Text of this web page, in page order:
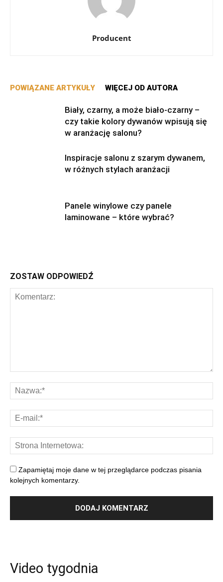
Producent
POWIĄZANE ARTYKUŁY WIĘCEJ OD AUTORA
Biały, czarny, a może biało-czarny –
czy takie kolory dywanów wpisują się
w aranżację salonu?
Inspiracje salonu z szarym dywanem,
w różnych stylach aranżacji
Panele winylowe czy panele
laminowane – które wybrać?
ZOSTAW ODPOWIEDŹ
Zapamiętaj moje dane w tej przeglądarce podczas pisania
kolejnych komentarzy.
Video tygodnia